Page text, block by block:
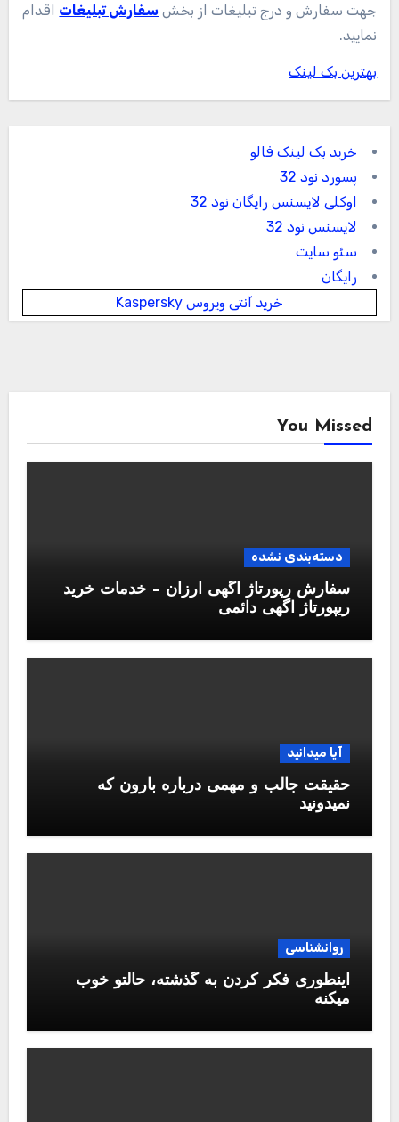
جهت سفارش و درج تبلیغات از بخش سفارش تبلیغات اقدام
نمایید.
بهترین بک لینک
خرید بک لینک فالو
پسورد نود 32
اوکلی لایسنس رایگان نود 32
لایسنس نود 32
سئو سایت
رایگان
خرید آنتی ویروس Kaspersky
You Missed
دسته‌بندی نشده
سفارش رپورتاژ آگهی ارزان – خدمات خرید
ریپورتاژ اگهی دائمی
آیا میدانید
حقیقت جالب و مهمی درباره بارون که
نمیدونید
روانشناسی
اینطوری فکر کردن به گذشته، حالتو خوب
میکنه